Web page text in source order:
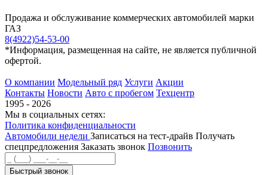
Продажа и обслуживание коммерческих автомобилей марки
ГАЗ
8(4922)54-53-00
*Информация, размещенная на сайте, не является публичной
офертой.
О компании Модельный ряд Услуги Акции
Контакты Новости Авто с пробегом Техцентр
1995 - 2026
Мы в социальных сетях:
Политика конфиденциальности
Автомобили недели Записаться на тест-драйв Получать
спецпредложения Заказать звонок Позвонить
Быстрый звонок